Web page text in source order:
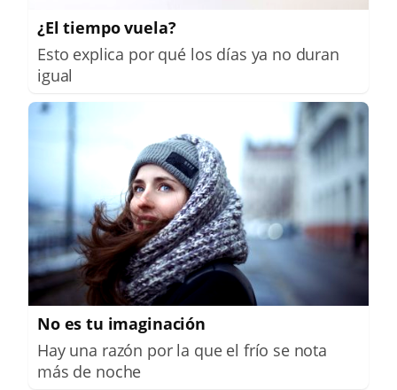
¿El tiempo vuela?
Esto explica por qué los días ya no duran
igual
No es tu imaginación
Hay una razón por la que el frío se nota
más de noche